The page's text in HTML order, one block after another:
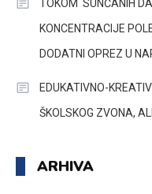
TOKOM SUNČANIH
KONCENTRACIJE
DODATNI OPREZ U
EDUKATIVNO-
ŠKOLSKOG ZVONA,
ARHIVA